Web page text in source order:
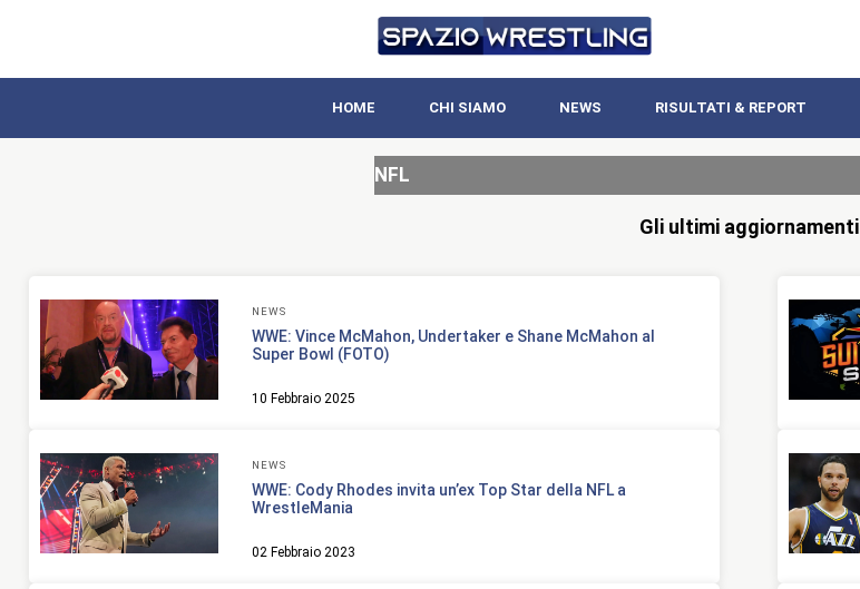
HOME CHI SIAMO NEWS RISULTATI & REPORT
NFL
Gli ultimi aggiornamenti
NEWS
WWE: Vince McMahon, Undertaker e Shane McMahon al
Super Bowl (FOTO)
10 Febbraio 2025
NEWS
WWE: Cody Rhodes invita un’ex Top Star della NFL a
WrestleMania
02 Febbraio 2023